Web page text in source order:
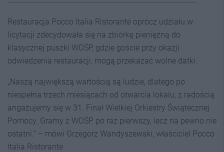
Restauracja Pocco Italia Ristorante oprócz udziału w
licytacji zdecydowała się na zbiórkę pieniężną do
klasycznej puszki WOŚP, gdzie goście przy okazji
odwiedzenia restauracji, mogą przekazać wolne datki.
„Naszą największą wartością są ludzie, dlatego po
niespełna trzech miesiącach od otwarcia lokalu, z radością
angażujemy się w 31. Finał Wielkiej Orkiestry Świątecznej
Pomocy. Gramy z WOŚP po raz pierwszy, lecz na pewno nie
ostatni.” – mówi Grzegorz Wandyszewski, właściciel Pocco
Italia Ristorante